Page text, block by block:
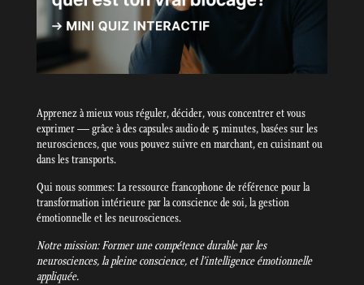
Apprenez à mieux vous réguler, décider, vous concentrer et vous
exprimer — grâce à des capsules audio de 15 minutes, basées sur les
neurosciences, que vous pouvez suivre en marchant, en cuisinant ou
dans les transports.
Qui nous sommes: La ressource francophone de référence pour la
transformation intérieure par la conscience de soi, la gestion
émotionnelle et les neurosciences.
Notre mission: Former une compétence durable par les
neurosciences, la pleine conscience, et l’intelligence émotionnelle
appliquée.